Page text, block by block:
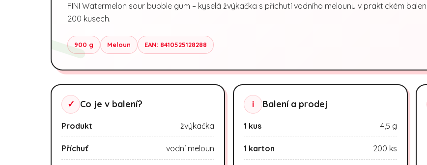
FINI Watermelon sour bubble gum – kyselá žvýkačka s příchutí vodního melounu v praktickém
200 kusech.
900 g Meloun EAN: 8410525128288
✓ Co je v balení?
Produkt žvýkačka
Příchuť vodní meloun
i Balení a prodej
1 kus 4,5 g
1 karton 200 ks